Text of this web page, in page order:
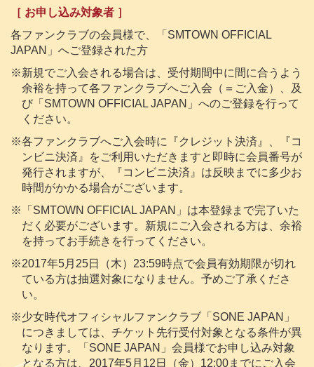
［ お申し込み対象者 ］
各ファンクラブの会員様で、「SMTOWN OFFICIAL
JAPAN」へご登録された方
※新規でご入会される場合は、受付期間中に間に合うよう
余裕を持って各ファンクラブへご入会（＝ご入金）、及
び「SMTOWN OFFICIAL JAPAN」へのご登録を行って
ください。
※各ファンクラブへご入会時に『クレジット決済』、『コ
ンビニ決済』をご利用いただきますと即時に会員番号が
発行されますが、『コンビニ決済』は反映までに多少お
時間がかかる場合がございます。
※「SMTOWN OFFICIAL JAPAN」は本登録まで完了いた
だく必要がございます。新規にご入会される方は、余裕
を持ってお手続きを行ってください。
※2017年5月25日（木）23:59時点で会員有効期限が切れ
ている方は抽選対象になりません。予めご了承くださ
い。
※少女時代オフィシャルファンクラブ「SONE JAPAN」
につきましては、チケット先行受付対象となる条件が異
なります。「SONE JAPAN」会員様でお申し込み対象
となる方は、2017年5月12日（金）12:00までにご入会